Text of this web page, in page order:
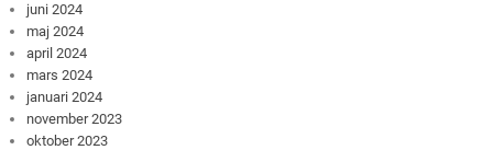
juni 2024
maj 2024
april 2024
mars 2024
januari 2024
november 2023
oktober 2023